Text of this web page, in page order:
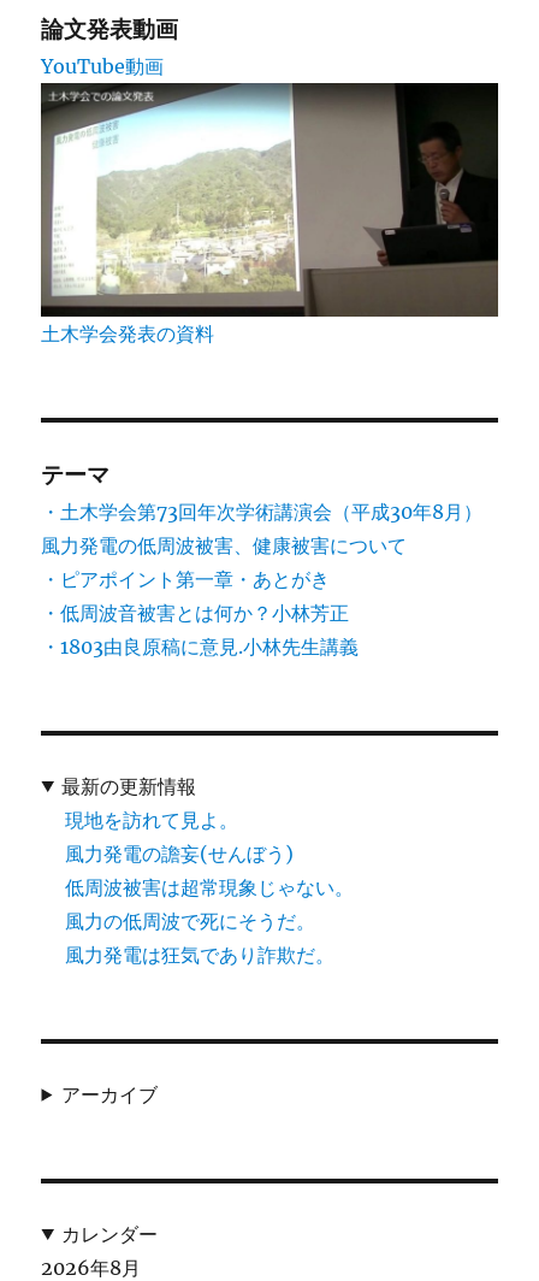
論文発表動画
YouTube動画
土木学会発表の資料
テーマ
・土木学会第73回年次学術講演会（平成30年8月）
風力発電の低周波被害、健康被害について
・ピアポイント第一章・あとがき
・低周波音被害とは何か？小林芳正
・1803由良原稿に意見.小林先生講義
最新の更新情報
現地を訪れて見よ。
風力発電の譫妄(せんぼう)
低周波被害は超常現象じゃない。
風力の低周波で死にそうだ。
風力発電は狂気であり詐欺だ。
アーカイブ
カレンダー
2026年8月